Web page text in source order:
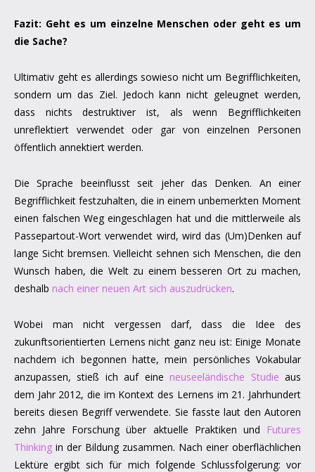
Fazit: Geht es um einzelne Menschen oder geht es um
die Sache?
Ultimativ geht es allerdings sowieso nicht um Begrifflichkeiten,
sondern um das Ziel. Jedoch kann nicht geleugnet werden,
dass nichts destruktiver ist, als wenn Begrifflichkeiten
unreflektiert verwendet oder gar von einzelnen Personen
öffentlich annektiert werden.
Die Sprache beeinflusst seit jeher das Denken. An einer
Begrifflichkeit festzuhalten, die in einem unbemerkten Moment
einen falschen Weg eingeschlagen hat und die mittlerweile als
Passepartout-Wort verwendet wird, wird das (Um)Denken auf
lange Sicht bremsen. Vielleicht sehnen sich Menschen, die den
Wunsch haben, die Welt zu einem besseren Ort zu machen,
deshalb nach einer neuen Art sich auszudrücken.
Wobei man nicht vergessen darf, dass die Idee des
zukunftsorientierten Lernens nicht ganz neu ist: Einige Monate
nachdem ich begonnen hatte, mein persönliches Vokabular
anzupassen, stieß ich auf eineneuseeländische Studie aus
dem Jahr 2012, die im Kontext des Lernens im 21. Jahrhundert
bereits diesen Begriff verwendete. Sie fasste laut den Autoren
zehn Jahre Forschung über aktuelle Praktiken und Futures
Thinking in der Bildung zusammen. Nach einer oberflächlichen
Lektüre ergibt sich für mich folgende Schlussfolgerung: vor